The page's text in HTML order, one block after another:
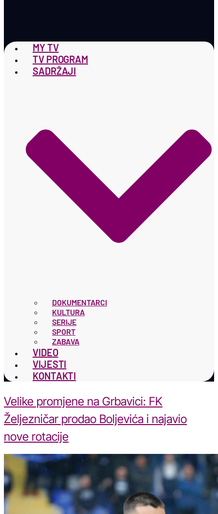
MY TV
TV PROGRAM
SADRŽAJI
DOKUMENTARCI
KULTURA
SERIJE
SPORT
ZABAVA
VIDEO
VIJESTI
KONTAKTI
Velike promjene na Grbavici: FK
Željezničar prodao Boljevića i najavio
nove rotacije